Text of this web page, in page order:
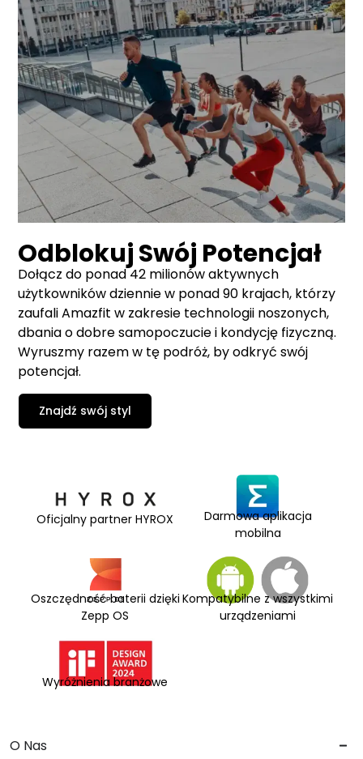
Odblokuj Swój Potencjał
Dołącz do ponad 42 milionów aktywnych
użytkowników dziennie w ponad 90 krajach, którzy
zaufali Amazfit w zakresie technologii noszonych,
dbania o dobre samopoczucie i kondycję fizyczną.
Wyruszmy razem w tę podróż, by odkryć swój
potencjał.
Znajdź swój styl
Darmowa aplikacja
mobilna
Oszczędność baterii dzięki
Zepp OS
Kompatybilne z wszystkimi
urządzeniami
Wyróżnienia branżowe
Oficjalny partner HYROX
O Nas